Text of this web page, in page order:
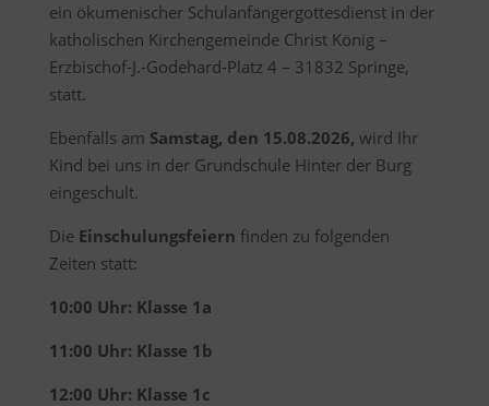
ein ökumenischer Schulanfängergottesdienst in der
katholischen Kirchengemeinde Christ König –
Erzbischof-J.-Godehard-Platz 4 – 31832 Springe,
statt.
Ebenfalls am Samstag, den 15.08.2026, wird Ihr
Kind bei uns in der Grundschule Hinter der Burg
eingeschult.
Die Einschulungsfeiern finden zu folgenden
Zeiten statt:
10:00 Uhr: Klasse 1a
11:00 Uhr: Klasse 1b
12:00 Uhr: Klasse 1c